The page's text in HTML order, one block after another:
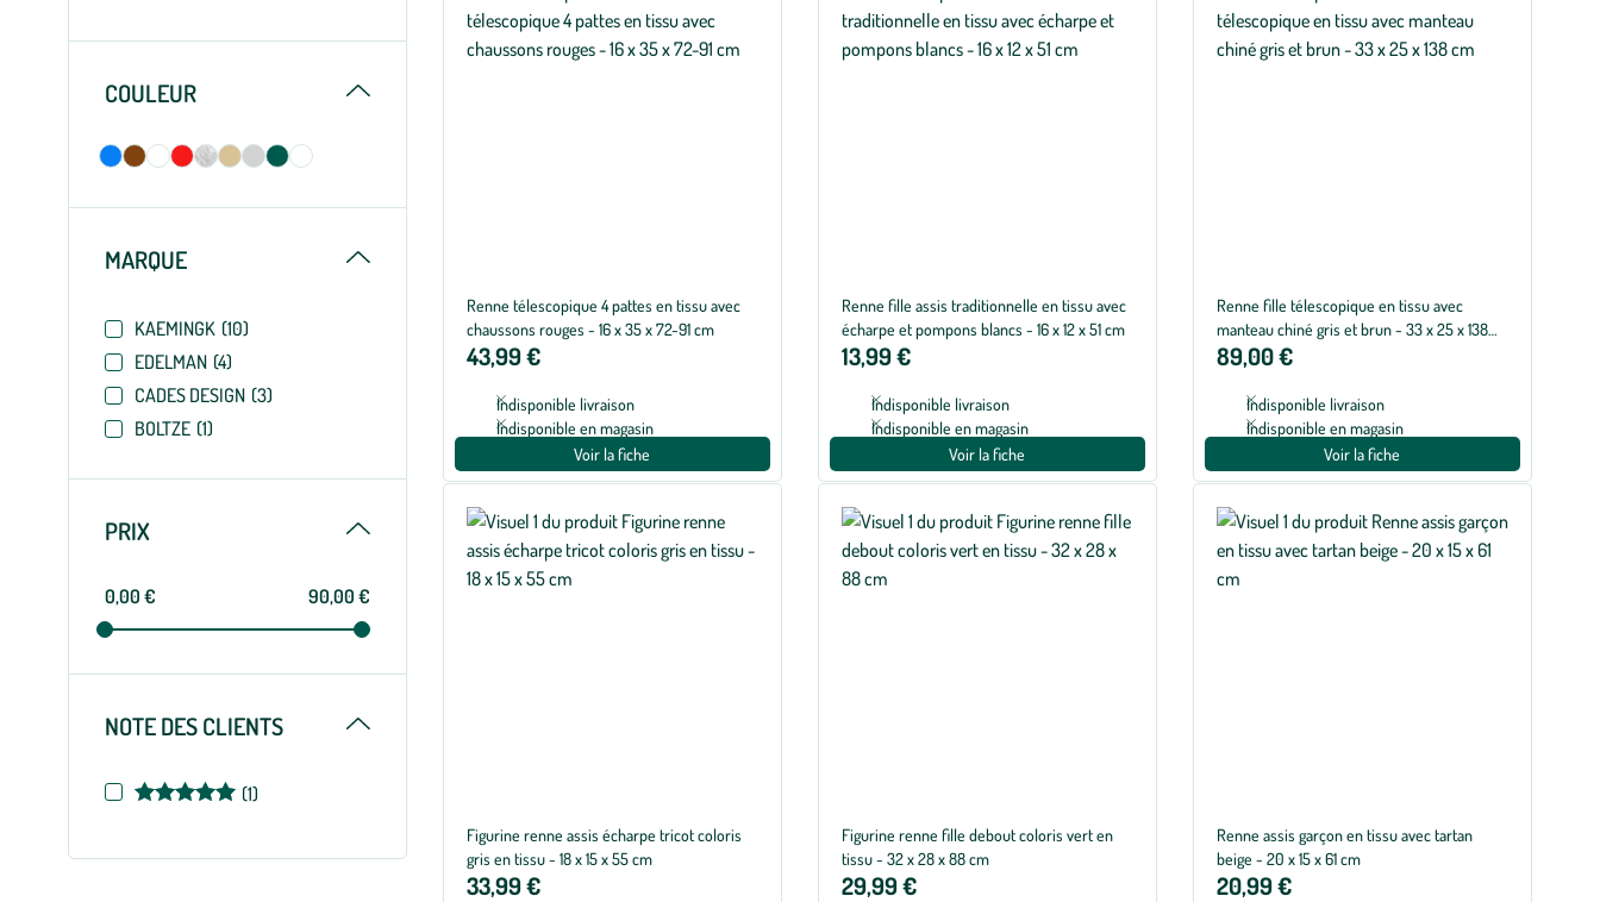
COULEUR Replier
MARQUE Replier
KAEMINGK (10)
EDELMAN (4)
CADES DESIGN (3)
BOLTZE (1)
PRIX Replier
0,00 € 90,00 €
NOTE DES CLIENTS Replier
Note
(1)
Renne télescopique 4 pattes en tissu avec
chaussons rouges - 16 x 35 x 72-91 cm
43,99 €
Indisponible livraison
Indisponible en magasin
Voir la fiche
Renne fille assis traditionnelle en tissu avec
écharpe et pompons blancs - 16 x 12 x 51 cm
13,99 €
Indisponible livraison
Indisponible en magasin
Voir la fiche
Renne fille télescopique en tissu avec
manteau chiné gris et brun - 33 x 25 x 138
cm
89,00 €
Indisponible livraison
Indisponible en magasin
Voir la fiche
Figurine renne assis écharpe tricot coloris
gris en tissu - 18 x 15 x 55 cm
33,99 €
Figurine renne fille debout coloris vert en
tissu - 32 x 28 x 88 cm
29,99 €
Renne assis garçon en tissu avec tartan
beige - 20 x 15 x 61 cm
20,99 €